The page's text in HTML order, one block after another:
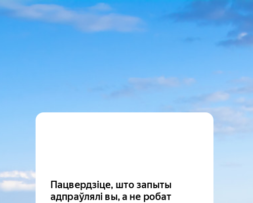
Пацвердзіце, што запыты
адпраўлялі вы, а не робат